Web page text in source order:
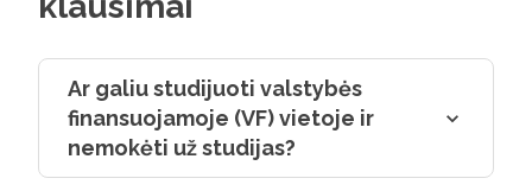
argumentuotai vertinti įvykius regione.
Ar galiu studijuoti valstybės
finansuojamoje (VF) vietoje ir
nemokėti už studijas?